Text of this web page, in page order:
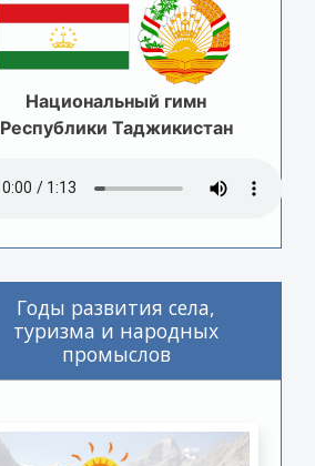
Национальный гимн
Республики Таджикистан
Годы развития села,
туризма и народных
промыслов